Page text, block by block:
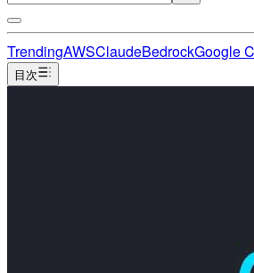
TrendingAWSClaudeBedrockGoogle
目次